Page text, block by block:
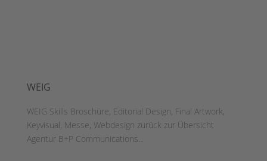
WEIG
WEIG Skills Broschüre, Editorial Design, Final Artwork,
Keyvisual, Messe, Webdesign zurück zur Übersicht
Agentur B+P Communications...